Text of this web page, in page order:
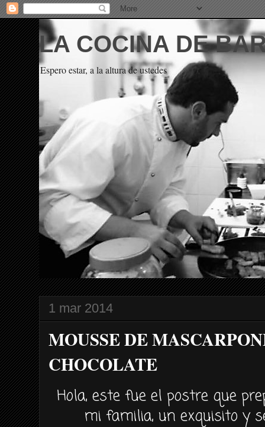
LA COCINA DE
Espero estar, a la altura de ustedes
1 mar 2014
MOUSSE DE
CHOCOLATE
Hola, este fue el postre que
mi familia, un exquisito y